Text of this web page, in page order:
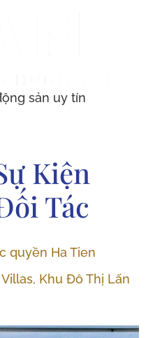
sản uy tín
Kiện
Tác
quyền Ha Tien
Khu Đô Thị Lấn